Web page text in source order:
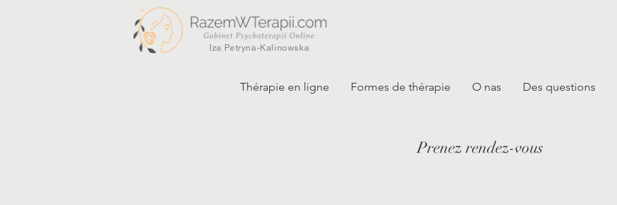
Thérapie en ligne Formes de thérapie O nas Des questions
Iza Petryna-Kalinowska
Prenez rendez-vous